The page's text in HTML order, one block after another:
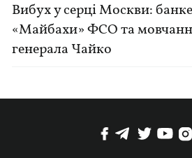
Вибух у серці Москви:
«Майбахи» ФСО та
генерала Чайко